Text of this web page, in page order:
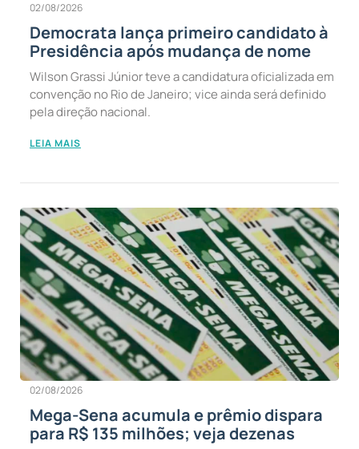
02/08/2026
Democrata lança primeiro candidato à
Presidência após mudança de nome
Wilson Grassi Júnior teve a candidatura oficializada em
convenção no Rio de Janeiro; vice ainda será definido
pela direção nacional.
LEIA MAIS
02/08/2026
Mega-Sena acumula e prêmio dispara
para R$ 135 milhões; veja dezenas